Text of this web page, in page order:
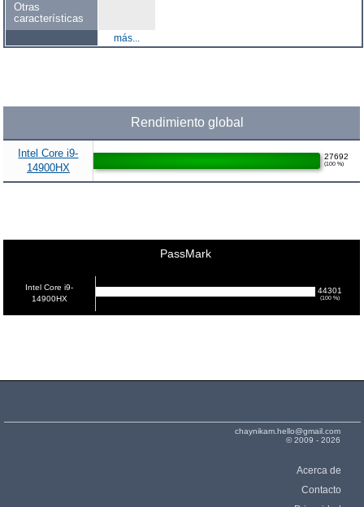
Otras
características
más...
Rendimiento global
Intel Core i9-
14900HX
27692
(100 %)
PassMark
Intel Core i9-
14900HX
44301
(100 %)
chaynikam.hello@gmail.com
© 2009 - 2026
Acerca de
Contacto